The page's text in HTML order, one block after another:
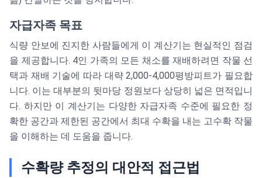
자급자족 목표
식량 안보에 진지한 사람들에게 이 계산기는 현실적인 점검
을 제공합니다. 4인 가족의 모든 채소를 재배하려면 작물 선
택과 재배 기술에 따라 대략 2,000-4,000평방피트가 필요합
니다. 이는 대부분의 뒷마당 정원보다 상당히 넓은 면적입니
다. 하지만 이 계산기는 다양한 자급자족 수준에 필요한 정
확한 공간과 제한된 공간에서 최대 수확을 내는 고수확 작물
을 이해하는 데 도움을 줍니다.
수확량 추정의 대안적 접근법